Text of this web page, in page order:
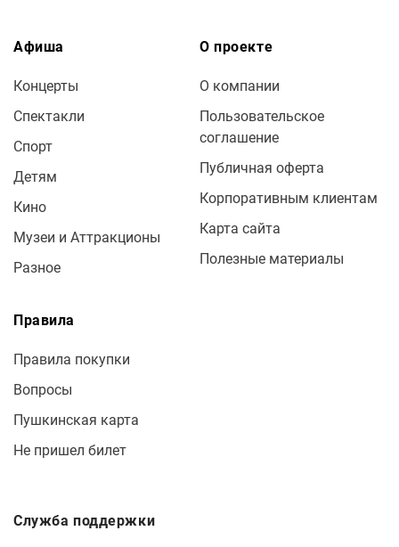
Афиша
Концерты
Спектакли
Спорт
Детям
Кино
Музеи и Аттракционы
Разное
О проекте
О компании
Пользовательское
соглашение
Публичная оферта
Корпоративным клиентам
Карта сайта
Полезные материалы
Правила
Правила покупки
Вопросы
Пушкинская карта
Не пришел билет
Служба поддержки